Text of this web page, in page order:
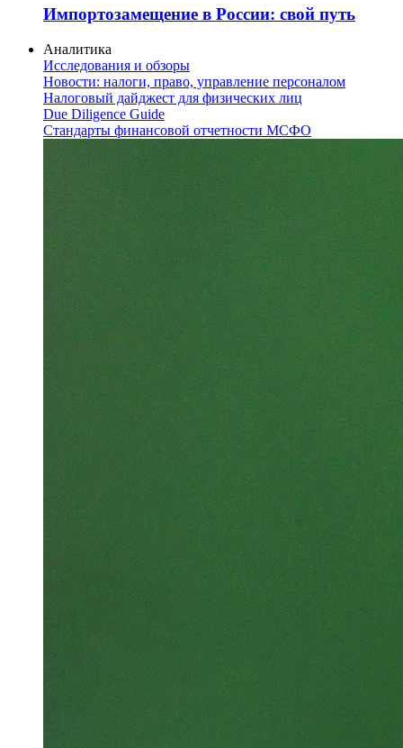
Импортозамещение в России: свой путь
Аналитика
Исследования и обзоры
Новости: налоги, право, управление персоналом
Налоговый дайджест для физических лиц
Due Diligence Guide
Стандарты финансовой отчетности МСФО